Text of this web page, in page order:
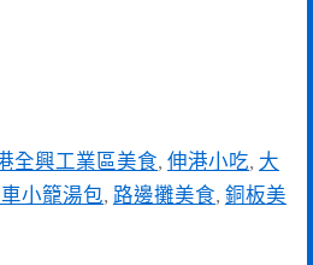
全興工業區美食, 伸港小吃, 大
小籠湯包, 路邊攤美食, 銅板美